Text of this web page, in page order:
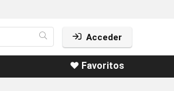
Acceder
❤️ Favoritos